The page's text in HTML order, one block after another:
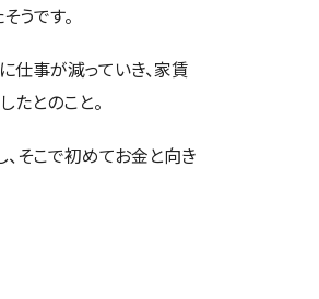
うです。
事が減っていき、家賃
とのこと。
そこで初めてお金と向き